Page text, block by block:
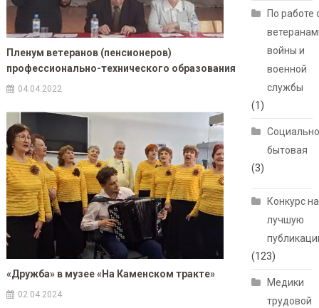
Пленум ветеранов (пенсионеров)
профессионально-технического образования
04.04.2022
«Дружба» в музее «На Каменском тракте»
02.04.2024
По работе
войны и
военной
службы
(1)
бытовая
(3)
Конкурс на
лучшую
(123)
Медики
трудовой